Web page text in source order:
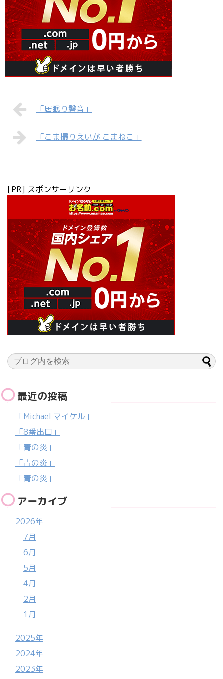
「居眠り磐音」
「こま撮りえいが こまねこ」
[PR] スポンサーリンク
最近の投稿
「Michael マイケル」
「8番出口」
「青の炎」
「青の炎」
「青の炎」
アーカイブ
2026年
7月
6月
5月
4月
2月
1月
2025年
2024年
2023年